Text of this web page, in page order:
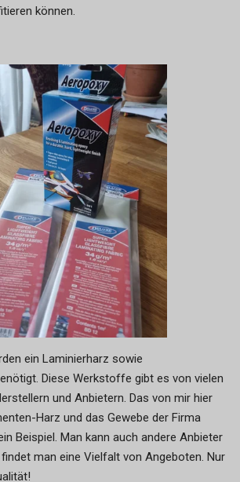
können.
ein Laminierharz sowie
Diese Werkstoffe gibt es von vielen
und Anbietern. Das von mir hier
Harz und das Gewebe der Firma
Beispiel. Man kann auch andere Anbieter
man eine Vielfalt von Angeboten. Nur